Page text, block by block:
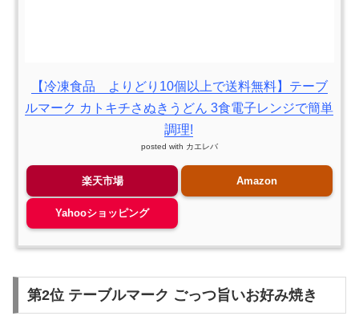
【冷凍食品 よりどり10個以上で送料無料】テーブ
ルマーク カトキチさぬきうどん 3食電子レンジで簡単
調理!
posted with カエレバ
楽天市場 Amazon
Yahooショッピング
第2位 テーブルマーク ごっつ旨いお好み焼き